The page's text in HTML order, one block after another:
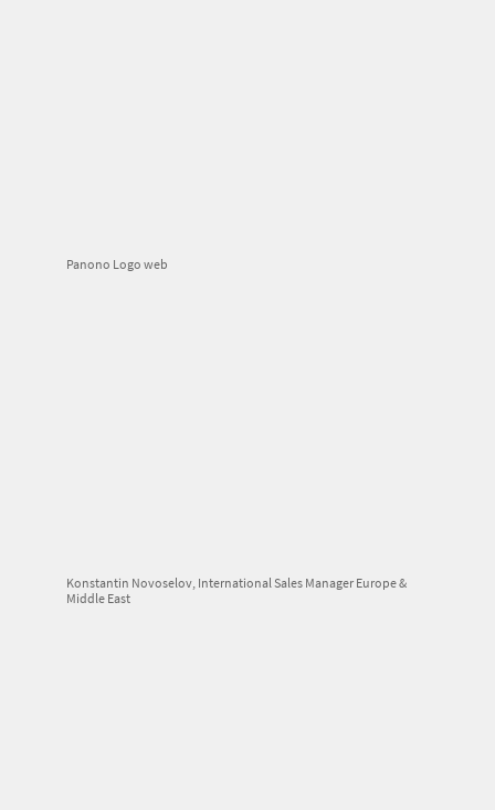
Panono Logo web
Konstantin Novoselov, International Sales Manager Europe &
Middle East